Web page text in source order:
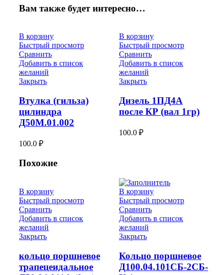
Вам также будет интересно…
В корзину
Быстрый просмотр
Сравнить
Добавить в список
желаний
Закрыть
Втулка (гильза)
цилиндра
Д50М.01.002
100.0 ₽
В корзину
Быстрый просмотр
Сравнить
Добавить в список
желаний
Закрыть
Дизель 1ПД4А
после КР (вал 1гр)
100.0 ₽
Похожие
В корзину
Быстрый просмотр
Сравнить
Добавить в список
желаний
Закрыть
кольцо поршневое
трапецеидальное
В корзину
Быстрый просмотр
Сравнить
Добавить в список
желаний
Закрыть
Кольцо поршневое
Д100.04.101СБ-2СБ-